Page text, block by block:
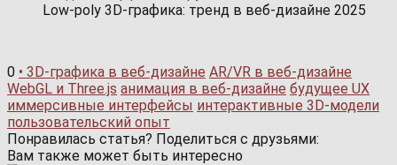
Low-poly 3D-графика: тренд в веб-дизайне 2025
0 • 3D-графика в веб-дизайне AR/VR в веб-дизайне
WebGL и Three.js анимация в веб-дизайне будущее UX
иммерсивные интерфейсы интерактивные 3D-модели
пользовательский опыт
Понравилась статья? Поделиться с друзьями:
Вам также может быть интересно